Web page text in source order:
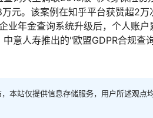
元。该案例在知乎平台获赞超2
业年金查询系统升级后，个人账
意人寿推出的"欧盟GDPR合规查
本站仅提供信息存储服务，用户所述观点